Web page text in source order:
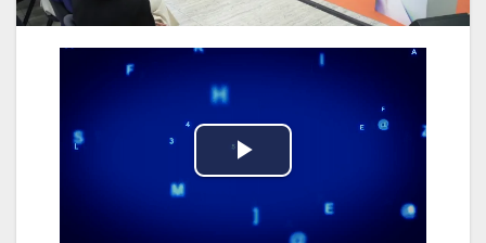
P
l